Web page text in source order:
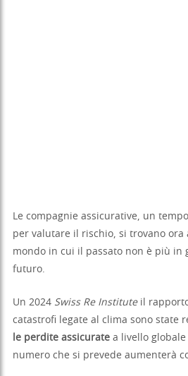
Le compagnie assicurative, un
per valutare il rischio, si trovano ora
mondo in cui il passato non è più in
futuro.
Un 2024 Swiss Re Instituteil
catastrofi legate al clima sono state
le perdite assicurate a livello
numero che si prevede aumenterà